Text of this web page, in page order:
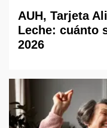
AUH, Tarjeta
Leche: cuánto
2026